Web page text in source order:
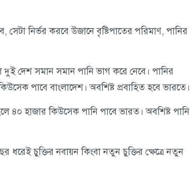
সেটা নির্ভর করবে উজানে বৃষ্টিপাতের পরিমাণ, পানির
দেশ সমান সমান পানি ভাগ করে নেবে। পানির
পাবে বাংলাদেশ। অবশিষ্ট প্রবাহিত হবে ভারতে।
৪০ হাজার কিউসেক পানি পাবে ভারত। অবশিষ্ট পানি
ধরেই চুক্তির নবায়ন কিংবা নতুন চুক্তির ক্ষেত্রে নতুন